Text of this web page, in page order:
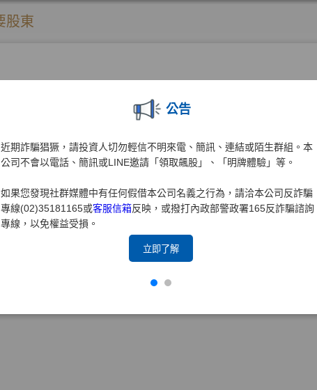
公告
近期詐騙猖獗，請投資人切勿輕信不明來電、簡訊、連結或陌生群組。本
公司不會以電話、簡訊或LINE邀請「領取飆股」、「明牌體驗」等。
如果您發現社群媒體中有任何假借本公司名義之行為，請洽本公司反詐騙
專線(02)35181165或客服信箱反映，或撥打內政部警政署165反詐騙諮詢
專線，以免權益受損。
立即了解